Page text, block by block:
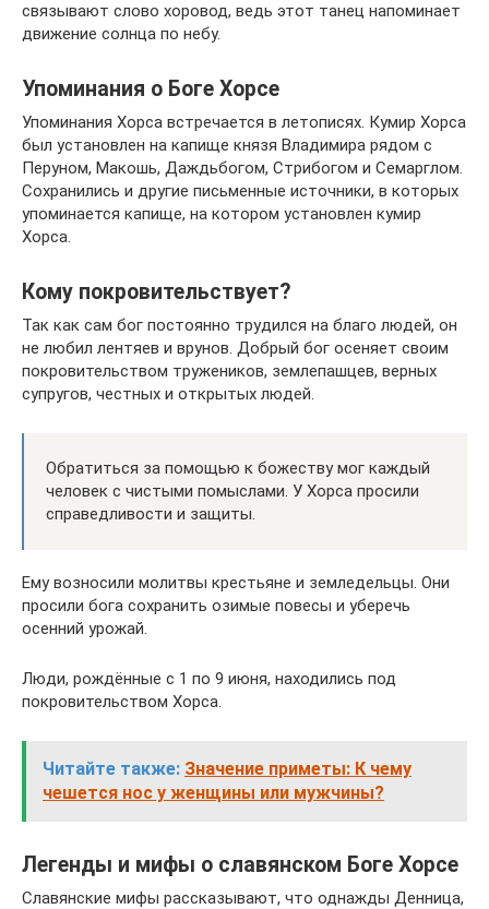
связывают слово хоровод, ведь этот танец напоминает
движение солнца по небу.
Упоминания о Боге Хорсе
Упоминания Хорса встречается в летописях. Кумир Хорса
был установлен на капище князя Владимира рядом с
Перуном, Макошь, Даждьбогом, Стрибогом и Семарглом.
Сохранились и другие письменные источники, в которых
упоминается капище, на котором установлен кумир
Хорса.
Кому покровительствует?
Так как сам бог постоянно трудился на благо людей, он
не любил лентяев и врунов. Добрый бог осеняет своим
покровительством тружеников, землепашцев, верных
супругов, честных и открытых людей.
Обратиться за помощью к божеству мог каждый
человек с чистыми помыслами. У Хорса просили
справедливости и защиты.
Ему возносили молитвы крестьяне и земледельцы. Они
просили бога сохранить озимые повесы и уберечь
осенний урожай.
Люди, рождённые с 1 по 9 июня, находились под
покровительством Хорса.
Читайте также: Значение приметы: К чему
чешется нос у женщины или мужчины?
Легенды и мифы о славянском Боге Хорсе
Славянские мифы рассказывают, что однажды Денница,